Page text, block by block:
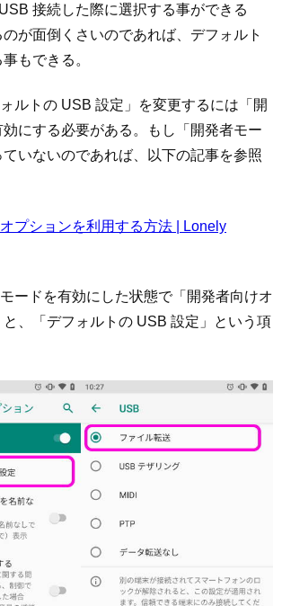
接続した際に選択する事ができる
が面倒くさいのであれば、デフォルト
もできる。
ルトの USB 設定」を変更するには「開
にする必要がある。もし「開発者モー
ていないのであれば、以下の記事を参照
プションを利用する方法 | Lonely
ードを有効にした状態で「開発者向けオ
、「デフォルトの USB 設定」という項